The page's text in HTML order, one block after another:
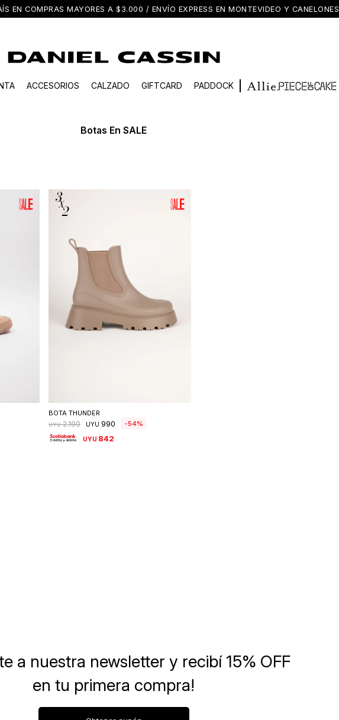
EN COMPRAS MAYORES A $3.000 / ENVÍO EXPRESS EN MONTEVIDEO Y CANELONES
ACCESORIOS CALZADO GIFTCARD PADDOCK
Botas En SALE
BOTA THUNDER
UYU 2.190 UYU 990 54
UYU 842
a nuestra newsletter y recibí 15% OFF
en tu primera compra!